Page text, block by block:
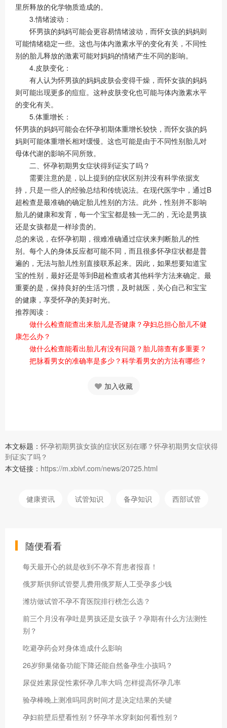
里所释放的化学物质造成的。
3.情绪波动：
怀男孩的妈妈可能会更容易情绪波动，而怀女孩的妈妈则
可能情绪稳定一些。这也与体内激素水平的变化有关，不同性
别的胎儿释放的激素可能对妈妈的情绪产生不同的影响。
4.皮肤变化：
有人认为怀男孩的妈妈皮肤会变得干燥，而怀女孩的妈妈
则可能出现更多的痘痘。这种皮肤变化也可能与体内激素水平
的变化有关。
5.体重增长：
怀男孩的妈妈可能会在怀孕初期体重增长较快，而怀女孩的妈
妈则可能体重增长相对缓慢。这也可能是由于不同性别胎儿对
母体代谢的影响不同所致。
二、怀孕初期男女症状得到证实了吗？
需要注意的是，以上提到的症状区别并没有科学依据支
持，只是一些人的经验总结和传统说法。在现代医学中，通过B
超检查是最准确的确定胎儿性别的方法。此外，性别并不影响
胎儿的健康和发育，每一个宝宝都是独一无二的，无论是男孩
还是女孩都是一样珍贵的。
总的来说，在怀孕初期，很难准确通过症状来判断胎儿的性
别。每个人的身体反应都可能不同，而且很多怀孕症状都是普
遍的，无法与胎儿性别直接联系起来。因此，如果想要知道宝
宝的性别，最好还是等到B超检查或者其他科学方法来确定。最
重要的是，保持良好的生活习惯，及时就医，关心自己和宝宝
的健康，享受怀孕的美好时光。
推荐阅读：
做什么检查能查出来胎儿是否健康？孕妇总担心胎儿不健
康怎么办？
做什么检查能看出胎儿有没有问题？胎儿筛查有多重要？
把脉看男女的准确率是多少？科学看男女的方法有哪些？
加入收藏
本文标题：怀孕初期男孩女孩的症状区别在哪？怀孕初期男女症状得
到证实了吗？
本文链接： https://m.xbivf.com/news/20725.html
健康资讯 试管知识 备孕知识 西部试管
随便看看
每天最开心的就是收到不孕不育患者报喜！
俄罗斯供卵试管婴儿费用俄罗斯人工受孕多少钱
潍坊做试管不孕不育医院排行榜怎么选？
前三个月没有孕吐是男孩还是女孩子？孕期有什么方法测性
别？
吃避孕药会对身体造成什么影响
26岁卵巢储备功能下降还能自然备孕生小孩吗？
尿促姓素尿促性素怀孕几率大吗 怎样提高怀孕几率
验孕棒晚上测准吗同房时间才是决定结果的关键
孕妇前壁后壁看性别？怀孕羊水穿刺如何看性别？